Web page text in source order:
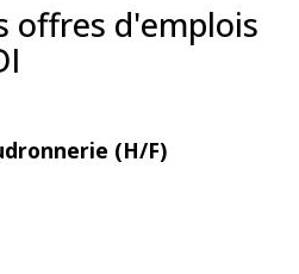
offres d'emplois
(H/F)